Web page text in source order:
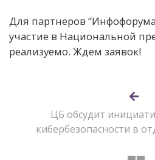
Для партнеров
участие в Национальной
реализуемо. Ждем заявок!
ЦБ обсудит
кибербезопасности в